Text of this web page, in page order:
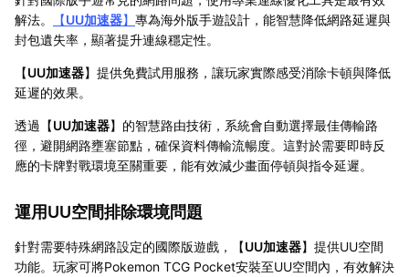
解法。
【UU加速器】 專為海外版手遊設計，能智慧降低網路延遲與
封包遺失率，顯著提升連線穩定性。
【UU加速器】提供免費試用服務，讓玩家實際感受消除卡頓與降低
延遲的效果。
透過【UU加速器】的智慧路由技術，系統會自動選擇最佳傳輸路
徑，避開網路壅塞節點，確保資料傳輸流暢度。這對於需要即時反
應的卡牌對戰環境至關重要，能有效減少畫面停頓與指令延遲。
運用UU空間排除環境問題
針對需要特殊網路設定的國際版遊戲，【UU加速器】提供UU空間
功能。玩家可將Pokemon TCG Pocket安裝至UU空間內，有效解決